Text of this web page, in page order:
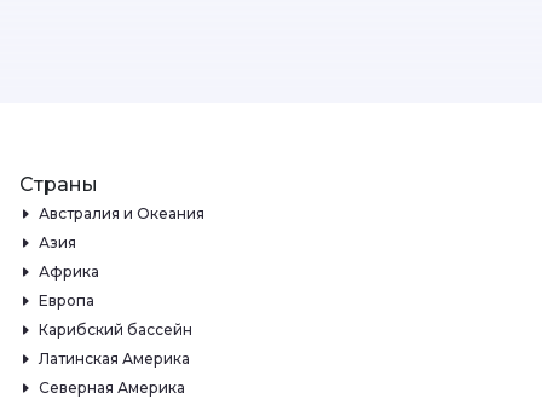
Страны
Австралия и Океания
Азия
Африка
Европа
Карибский бассейн
Латинская Америка
Северная Америка